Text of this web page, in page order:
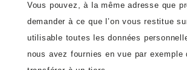
Vous pouvez, à la même adresse que
demander à ce que l’on vous restitue
utilisable toutes les données
nous avez fournies en vue par exemple